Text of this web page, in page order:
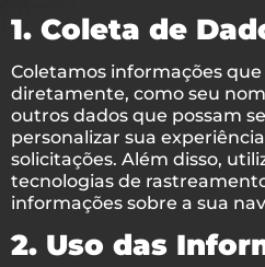
1. Coleta de
Coletamos informações
diretamente, como seu
outros dados que possam
personalizar sua
solicitações. Além disso,
tecnologias de
informações sobre a sua
2. Uso das